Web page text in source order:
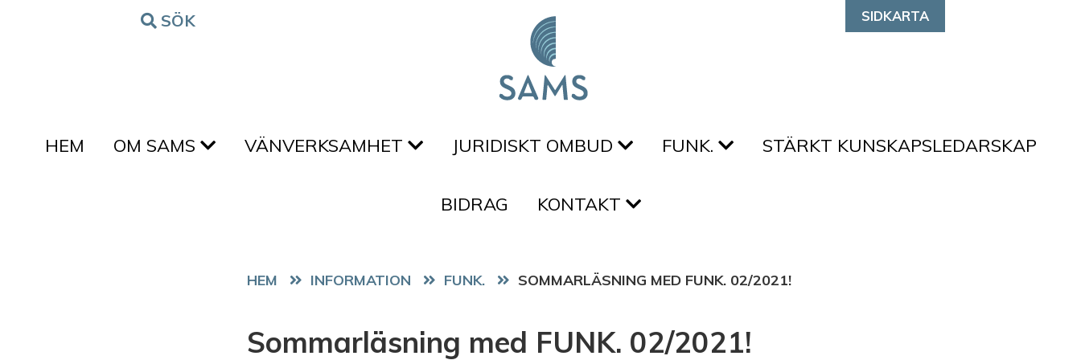
Hoppa till innehålletSÖK SIDKARTA
HEM OM SAMS VÄNVERKSAMHET JURIDISKT OMBUD FUNK. STÄRKT KUNSKAPSLEDARSKAP
BIDRAG KONTAKT
HEM FUNK. SOMMARLÄSNING MED FUNK. 02/2021!
Sommarläsning med FUNK. 02/2021!